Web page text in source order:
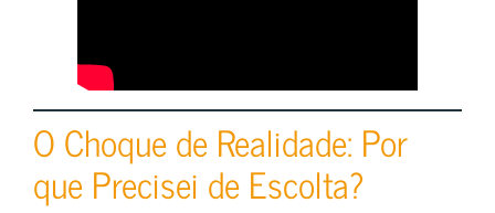
O Choque de Realidade: Por
que Precisei de Escolta?